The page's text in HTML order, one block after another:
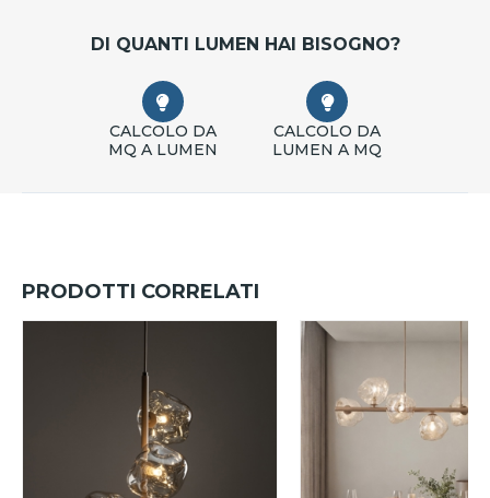
DI QUANTI LUMEN HAI BISOGNO?
CALCOLO DA
MQ A LUMEN
CALCOLO DA
LUMEN A MQ
PRODOTTI CORRELATI